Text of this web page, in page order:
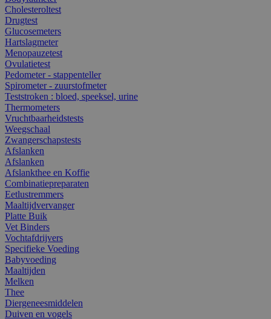
Cholesteroltest
Drugtest
Glucosemeters
Hartslagmeter
Menopauzetest
Ovulatietest
Pedometer - stappenteller
Spirometer - zuurstofmeter
Teststroken : bloed, speeksel, urine
Thermometers
Vruchtbaarheidstests
Weegschaal
Zwangerschapstests
Afslanken
Afslanken
Afslankthee en Koffie
Combinatiepreparaten
Eetlustremmers
Maaltijdvervanger
Platte Buik
Vet Binders
Vochtafdrijvers
Specifieke Voeding
Babyvoeding
Maaltijden
Melken
Thee
Diergeneesmiddelen
Duiven en vogels